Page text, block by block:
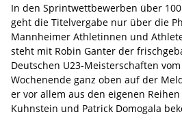
In den Sprintwettbewerben über
geht die Titelvergabe nur über die
Mannheimer Athletinnen und
steht mit Robin Ganter der
Deutschen U23-Meisterschaften
Wochenende ganz oben auf der
er vor allem aus den eigenen
Kuhnstein und Patrick Domogala